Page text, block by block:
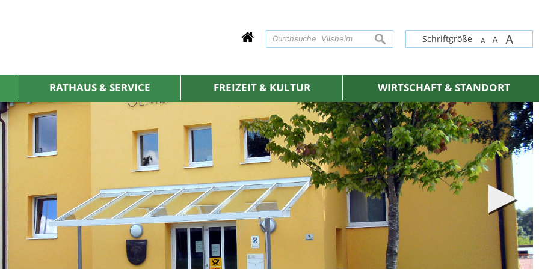
Schriftgröße A A A
suchen
RATHAUS & SERVICE FREIZEIT & KULTUR WIRTSCHAFT & STANDORT